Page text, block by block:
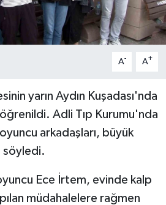
A- A+
yarın Aydın Kuşadası'nda
Adli Tıp Kurumu'nda
arkadaşları, büyük
söyledi.
Ece İrtem, evinde kalp
müdahalelere rağmen